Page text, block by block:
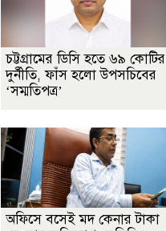
চট্টগ্রামের ডিসি হতে ৬৯ কোটির
দুর্নীতি, ফাঁস হলো উপসচিবের
‘সম্মতিপত্র’
অফিসে বসেই মদ কেনার টাকা